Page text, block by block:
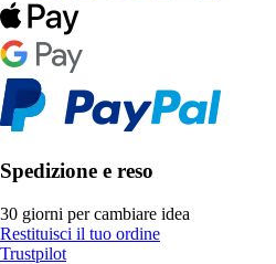
Spedizione e reso
30 giorni per cambiare idea
Restituisci il tuo ordine
Trustpilot